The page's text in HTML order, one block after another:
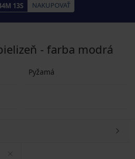
M 12S NAKUPOVAŤ
- farba modrá
Pyžamá